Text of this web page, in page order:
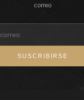
correo
SUSCRIBIRSE